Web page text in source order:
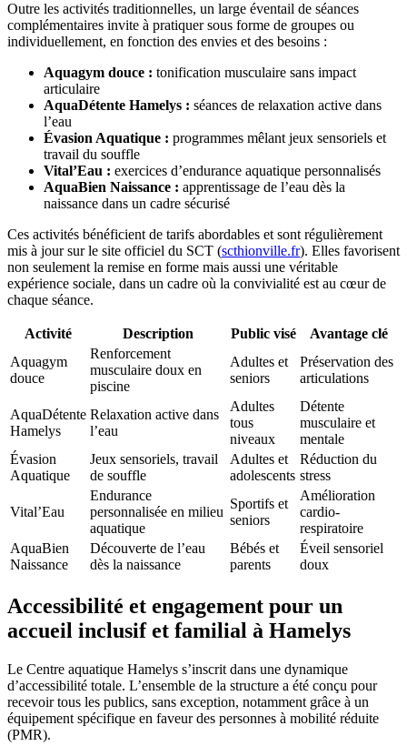
Outre les activités traditionnelles, un large éventail de séances
complémentaires invite à pratiquer sous forme de groupes ou
individuellement, en fonction des envies et des besoins :
Aquagym douce : tonification musculaire sans impact
articulaire
AquaDétente Hamelys : séances de relaxation active dans
l’eau
Évasion Aquatique : programmes mêlant jeux sensoriels et
travail du souffle
Vital’Eau : exercices d’endurance aquatique personnalisés
AquaBien Naissance : apprentissage de l’eau dès la
naissance dans un cadre sécurisé
Ces activités bénéficient de tarifs abordables et sont régulièrement
mis à jour sur le site officiel du SCT (scthionville.fr). Elles favorisent
non seulement la remise en forme mais aussi une véritable
expérience sociale, dans un cadre où la convivialité est au cœur de
chaque séance.
Activité Description Public visé
Avantage clé
Aquagym
douce
Renforcement
musculaire doux en
piscine
Adultes et
seniors
Préservation des
articulations
AquaDétente
Hamelys
Relaxation active dans
l’eau
Adultes
tous
niveaux
Détente
musculaire et
mentale
Évasion
Aquatique
Jeux sensoriels, travail
de souffle
Adultes et
adolescents
Réduction du
stress
Vital’Eau
Endurance
personnalisée en milieu
aquatique
Sportifs et
seniors
Amélioration
cardio-
respiratoire
AquaBien
Naissance
Découverte de l’eau
dès la naissance
Bébés et
parents
Éveil sensoriel
doux
Accessibilité et engagement pour un
accueil inclusif et familial à Hamelys
Le Centre aquatique Hamelys s’inscrit dans une dynamique
d’accessibilité totale. L’ensemble de la structure a été conçu pour
recevoir tous les publics, sans exception, notamment grâce à un
équipement spécifique en faveur des personnes à mobilité réduite
(PMR).